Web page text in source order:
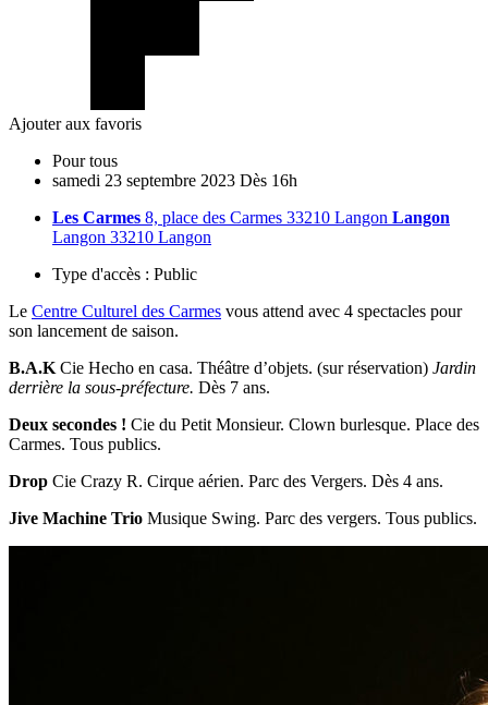
Ajouter aux favoris
Pour tous
samedi 23 septembre 2023 Dès 16h
Les Carmes 8, place des Carmes 33210 Langon Langon
Langon 33210 Langon
Type d'accès : Public
Le Centre Culturel des Carmes vous attend avec 4 spectacles pour
son lancement de saison.
B.A.K Cie Hecho en casa. Théâtre d’objets. (sur réservation) Jardin
derrière la sous-préfecture. Dès 7 ans.
Deux secondes ! Cie du Petit Monsieur. Clown burlesque. Place des
Carmes. Tous publics.
Drop Cie Crazy R. Cirque aérien. Parc des Vergers. Dès 4 ans.
Jive Machine Trio Musique Swing. Parc des vergers. Tous publics.